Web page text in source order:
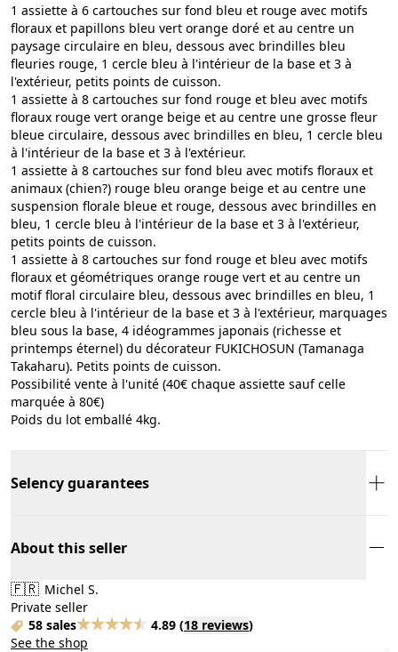
1 assiette à 6 cartouches sur fond bleu et rouge avec motifs
floraux et papillons bleu vert orange doré et au centre un
paysage circulaire en bleu, dessous avec brindilles bleu
fleuries rouge, 1 cercle bleu à l'intérieur de la base et 3 à
l'extérieur, petits points de cuisson.
1 assiette à 8 cartouches sur fond rouge et bleu avec motifs
floraux rouge vert orange beige et au centre une grosse fleur
bleue circulaire, dessous avec brindilles en bleu, 1 cercle bleu
à l'intérieur de la base et 3 à l'extérieur.
1 assiette à 8 cartouches sur fond bleu avec motifs floraux et
animaux (chien?) rouge bleu orange beige et au centre une
suspension florale bleue et rouge, dessous avec brindilles en
bleu, 1 cercle bleu à l'intérieur de la base et 3 à l'extérieur,
petits points de cuisson.
1 assiette à 8 cartouches sur fond rouge et bleu avec motifs
floraux et géométriques orange rouge vert et au centre un
motif floral circulaire bleu, dessous avec brindilles en bleu, 1
cercle bleu à l'intérieur de la base et 3 à l'extérieur, marquages
bleu sous la base, 4 idéogrammes japonais (richesse et
printemps éternel) du décorateur FUKICHOSUN (Tamanaga
Takaharu). Petits points de cuisson.
Possibilité vente à l'unité (40€ chaque assiette sauf celle
marquée à 80€)
Poids du lot emballé 4kg.
Selency guarantees
About this seller
🇫🇷 Michel S.
Private seller
58 sales
4.89 (18 reviews)
See the shop